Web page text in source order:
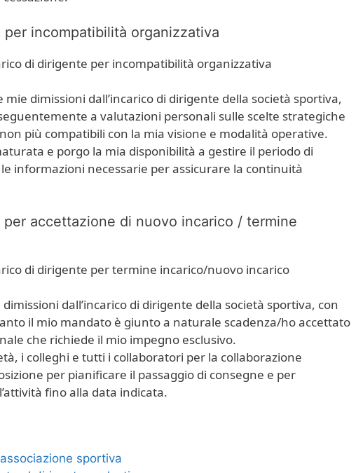
incompatibilità organizzativa
di dirigente per incompatibilità organizzativa
dimissioni dall’incarico di dirigente della società sportiva,
a valutazioni personali sulle scelte strategiche
più compatibili con la mia visione e modalità operative.
e porgo la mia disponibilità a gestire il periodo di
informazioni necessarie per assicurare la continuità
accettazione di nuovo incarico / termine
di dirigente per termine incarico/nuovo incarico
dall’incarico di dirigente della società sportiva, con
il mio mandato è giunto a naturale scadenza/ho accettato
che richiede il mio impegno esclusivo.
i colleghi e tutti i collaboratori per la collaborazione
per pianificare il passaggio di consegne e per
fino alla data indicata.
sportiva​